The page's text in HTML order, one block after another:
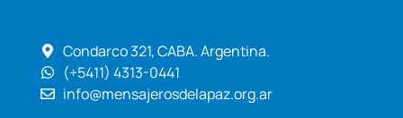
Condarco 321, CABA. Argentina.
(+5411) 4313-0441
info@mensajerosdelapaz.org.ar